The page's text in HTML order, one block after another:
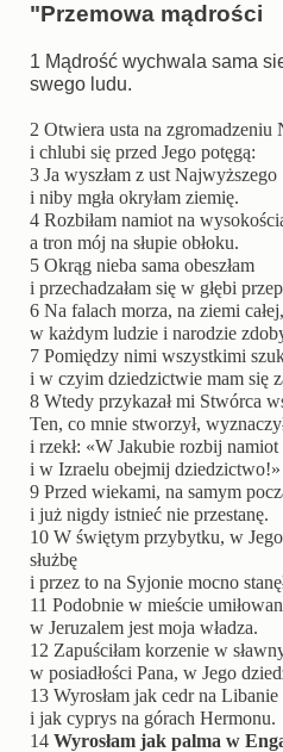
"Przemowa mądrości
1 Mądrość wychwala sama
swego ludu.
2 Otwiera usta na zgromadzeniu
i chlubi się przed Jego potęgą:
3 Ja wyszłam z ust Najwyższego
i niby mgła okryłam ziemię.
4 Rozbiłam namiot na
a tron mój na słupie obłoku.
5 Okrąg nieba sama obeszłam
i przechadzałam się w głębi
6 Na falach morza, na ziemi całej,
w każdym ludzie i narodzie
7 Pomiędzy nimi wszystkimi
i w czyim dziedzictwie mam się
8 Wtedy przykazał mi Stwórca
Ten, co mnie stworzył,
i rzekł: «W Jakubie rozbij namiot
i w Izraelu obejmij dziedzictwo!»
9 Przed wiekami, na samym
i już nigdy istnieć nie przestanę.
10 W świętym przybytku, w Jego
służbę
i przez to na Syjonie mocno
11 Podobnie w mieście
w Jeruzalem jest moja władza.
12 Zapuściłam korzenie w
w posiadłości Pana, w Jego
13 Wyrosłam jak cedr na Libanie
i jak cyprys na górach Hermonu.
14 Wyrosłam jak palma w